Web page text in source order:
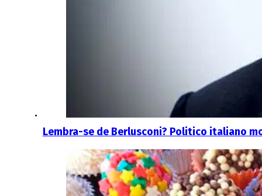
Lembra-se de Berlusconi? Politico italiano